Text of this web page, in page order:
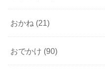
おかね (21)
おでかけ (90)